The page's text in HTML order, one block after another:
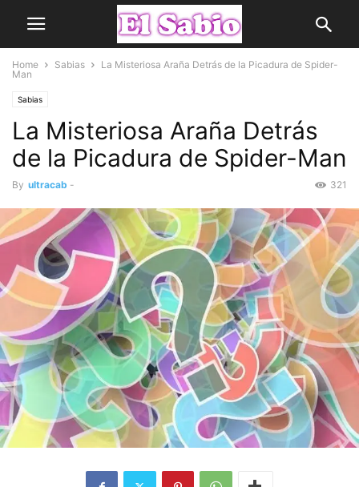
Home Sabias
La Misteriosa Araña Detrás de la Picadura de Spider-
Man
Sabias
La Misteriosa Araña Detrás
de la Picadura de Spider-Man
By ultracab - 321